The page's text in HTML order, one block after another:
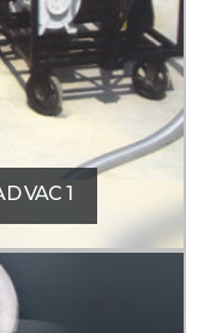
VAC 1